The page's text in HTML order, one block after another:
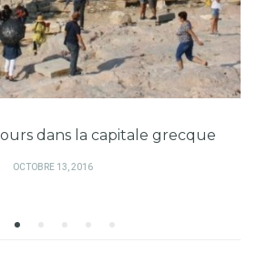
dans la capitale grecque
PUBLIÉ
OCTOBRE 13, 2016